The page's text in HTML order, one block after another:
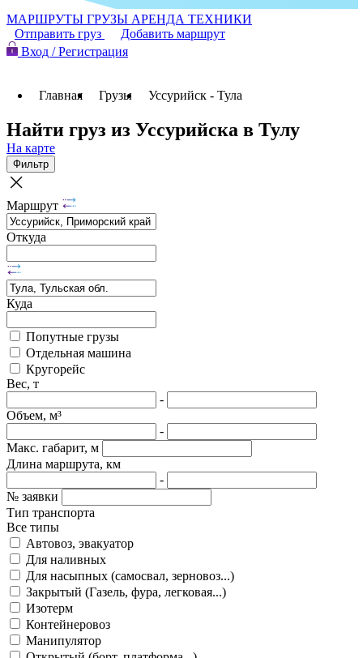
МАРШРУТЫ ГРУЗЫ АРЕНДА ТЕХНИКИ
Отправить груз
Добавить маршрут
Вход / Регистрация
Главная Грузы Уссурийск - Тула
Найти груз из Уссурийска в Тулу
На карте
Фильтр
Маршрут
Откуда
Куда
Попутные грузы
Отдельная машина
Кругорейс
Вес, т
-
Объем, м³
-
Макс. габарит, м
Длина маршрута, км
-
№ заявки
Тип транспорта
Все типы
Автовоз, эвакуатор
Для наливных
Для насыпных (самосвал, зерновоз...)
Закрытый (Газель, фура, легковая...)
Изотерм
Контейнеровоз
Манипулятор